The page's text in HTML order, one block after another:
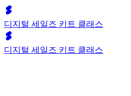
디지털 세일즈 키트 클래스
디지털 세일즈 키트 클래스